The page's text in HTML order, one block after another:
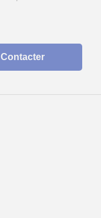
Contacter